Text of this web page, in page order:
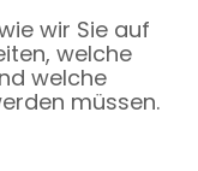
wir Sie auf
welche
welche
müssen.